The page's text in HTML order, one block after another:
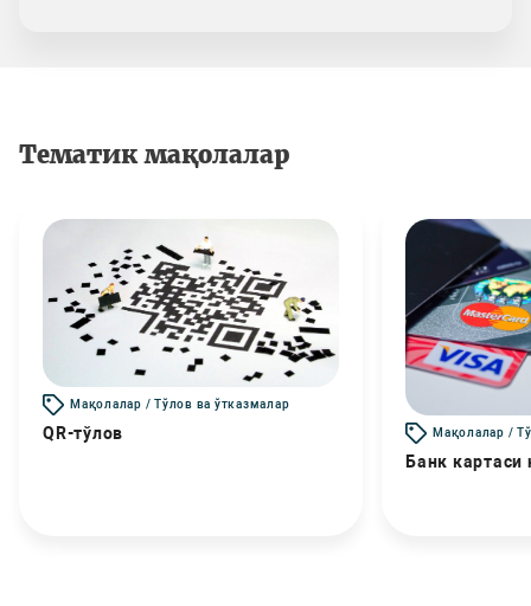
Тематик мақолалар
Мақолалар / Тўлов ва ўтказмалар
QR-тўлов Мақолалар /
Банк картаси